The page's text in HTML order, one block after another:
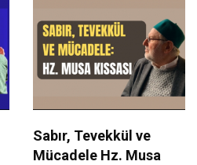
Sabır, Tevekkül ve
Mücadele Hz. Musa